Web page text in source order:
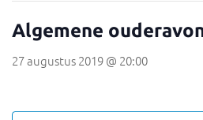
Algemene
27 augustus 2019 @ 20:00